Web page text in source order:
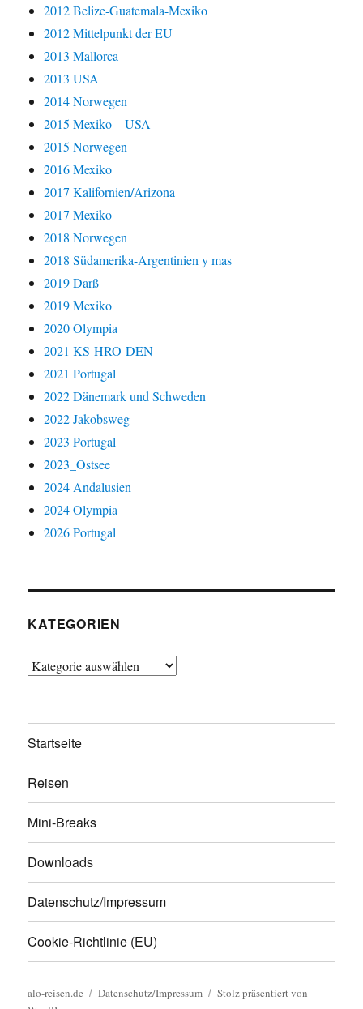
2012 Belize-Guatemala-Mexiko
2012 Mittelpunkt der EU
2013 Mallorca
2013 USA
2014 Norwegen
2015 Mexiko – USA
2015 Norwegen
2016 Mexiko
2017 Kalifornien/Arizona
2017 Mexiko
2018 Norwegen
2018 Südamerika-Argentinien y mas
2019 Darß
2019 Mexiko
2020 Olympia
2021 KS-HRO-DEN
2021 Portugal
2022 Dänemark und Schweden
2022 Jakobsweg
2023 Portugal
2023_Ostsee
2024 Andalusien
2024 Olympia
2026 Portugal
KATEGORIEN
Kategorien
Startseite
Reisen
Mini-Breaks
Downloads
Datenschutz/Impressum
Cookie-Richtlinie (EU)
alo-reisen.de Datenschutz/Impressum
Stolz präsentiert von